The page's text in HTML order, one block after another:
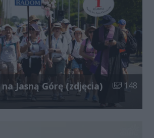
Jasną Górę (zdjęcia) Liczba
148